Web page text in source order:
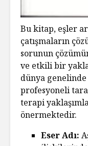
Bu kitap, eşler
çatışmaların
sorunun
ve etkili bir
dünya genelinde
profesyoneli
terapi
önermektedir.
Eser Adı: